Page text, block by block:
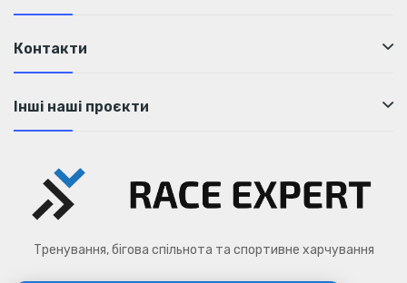
Контакти
Інші наші проєкти
Тренування, бігова спільнота та спортивне харчування